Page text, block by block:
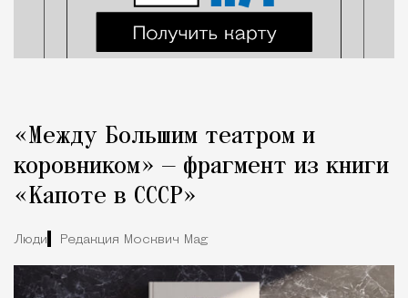
«Между Большим театром и
коровником» — фрагмент из книги
«Капоте в СССР»
Люди Редакция Москвич Mag